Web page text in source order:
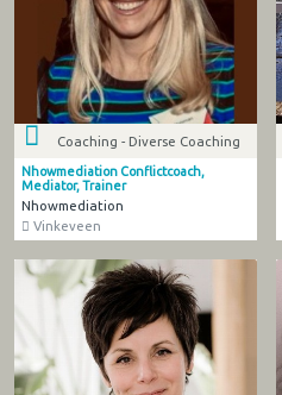
Coaching - Diverse Coaching
Nhowmediation Conflictcoach,
Mediator, Trainer
Nhowmediation
Vinkeveen